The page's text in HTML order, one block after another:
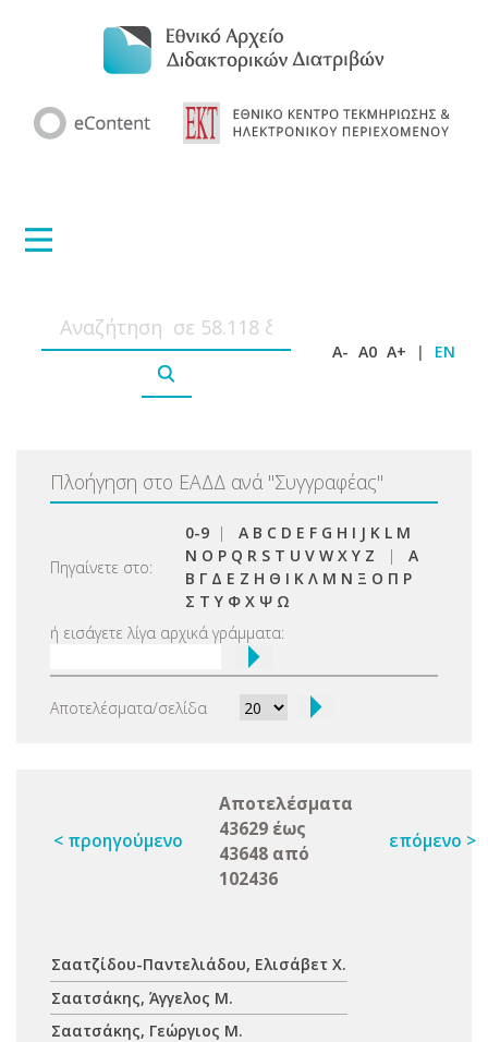
A- A0 A+ | EN
Πλοήγηση στο ΕΑΔΔ ανά "Συγγραφέας"
Πηγαίνετε στο:
0-9 | A B C D E F G H I J K L M
N O P Q R S T U V W X Y Z | Α
Β Γ Δ Ε Ζ Η Θ Ι Κ Λ Μ Ν Ξ Ο Π Ρ
Σ Τ Υ Φ Χ Ψ Ω
ή εισάγετε λίγα αρχικά γράμματα:
Αποτελέσματα/σελίδα
< προηγούμενο
Αποτελέσματα
43629 έως
43648 από
102436
επόμενο >
Σαατζίδου-Παντελιάδου, Ελισάβετ Χ.
Σαατσάκης, Άγγελος Μ.
Σαατσάκης, Γεώργιος Μ.